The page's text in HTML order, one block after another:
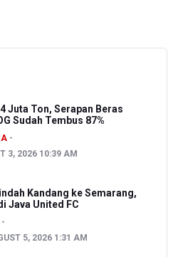
Juta Ton, Serapan Beras
Sudah Tembus 87%
3, 2026 10:39 AM
Kandang ke Semarang,
Java United FC
5, 2026 1:31 AM